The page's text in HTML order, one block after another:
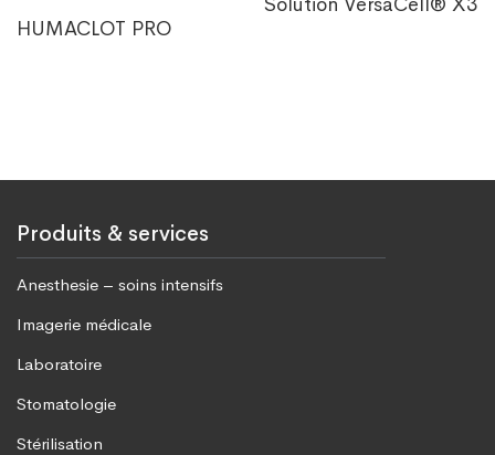
HUMACLOT PRO
Produits & services
Anesthesie – soins intensifs
Imagerie médicale
Laboratoire
Stomatologie
Stérilisation